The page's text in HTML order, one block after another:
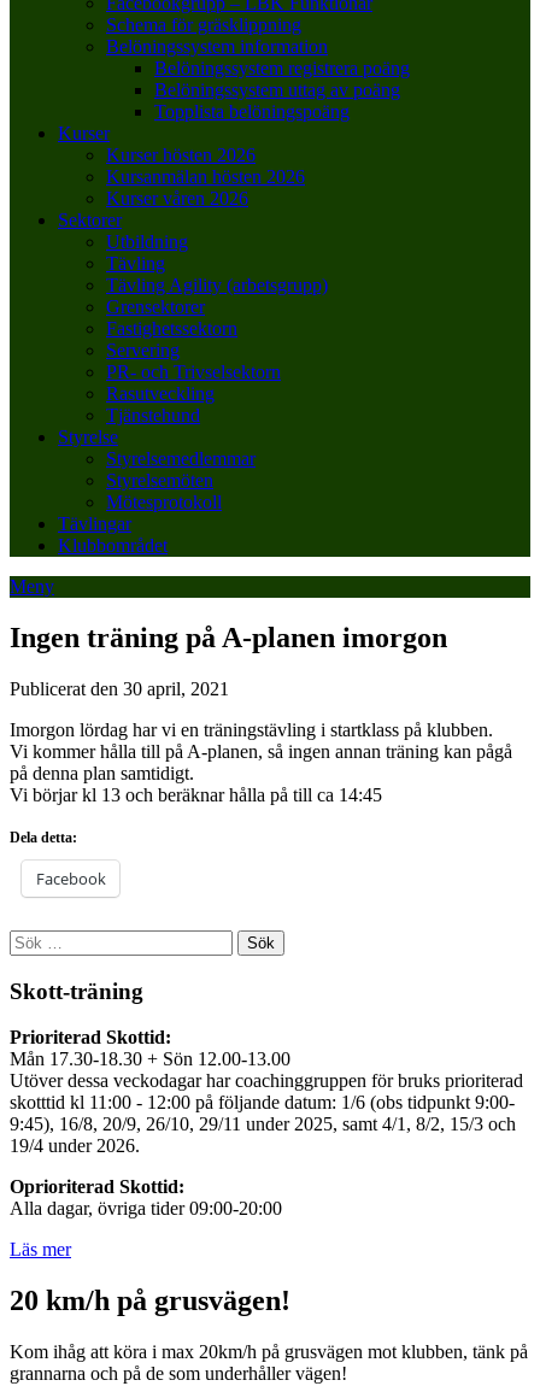
Schema för gräsklippning
Belöningssystem information
Belöningssystem registrera poäng
Belöningssystem uttag av poäng
Topplista belöningspoäng
Kurser
Kurser hösten 2026
Kursanmälan hösten 2026
Kurser våren 2026
Sektorer
Utbildning
Tävling
Tävling Agility (arbetsgrupp)
Grensektorer
Fastighetssektorn
Servering
PR- och Trivselsektorn
Rasutveckling
Tjänstehund
Styrelse
Styrelsemedlemmar
Styrelsemöten
Mötesprotokoll
Tävlingar
Klubbområdet
Meny
Ingen träning på A-planen imorgon
Publicerat den 30 april, 2021
Imorgon lördag har vi en träningstävling i startklass på klubben.
Vi kommer hålla till på A-planen, så ingen annan träning kan pågå
på denna plan samtidigt.
Vi börjar kl 13 och beräknar hålla på till ca 14:45
Dela detta:
Facebook
Sök
efter:
Skott-träning
Prioriterad Skottid:
Mån 17.30-18.30 + Sön 12.00-13.00
Utöver dessa veckodagar har coachinggruppen för bruks prioriterad
skotttid kl 11:00 - 12:00 på följande datum: 1/6 (obs tidpunkt 9:00-
9:45), 16/8, 20/9, 26/10, 29/11 under 2025, samt 4/1, 8/2, 15/3 och
19/4 under 2026.
Oprioriterad Skottid:
Alla dagar, övriga tider 09:00-20:00
Läs mer
20 km/h på grusvägen!
Kom ihåg att köra i max 20km/h på grusvägen mot klubben, tänk på
grannarna och på de som underhåller vägen!